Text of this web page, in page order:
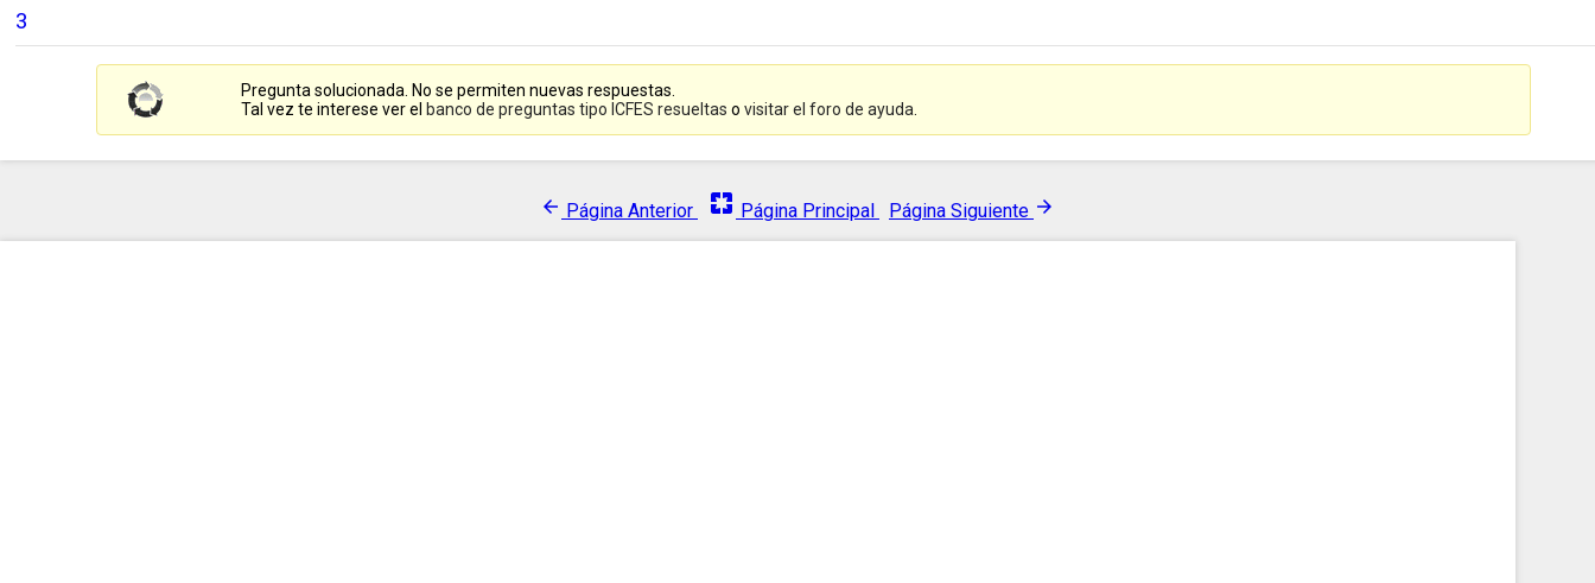
3
Pregunta solucionada. No se permiten nuevas respuestas.
Tal vez te interese ver el banco de preguntas tipo ICFES resueltas o visitar el foro de ayuda.
arrow_back Página Anterior pages Página Principal Página Siguiente arrow_forward